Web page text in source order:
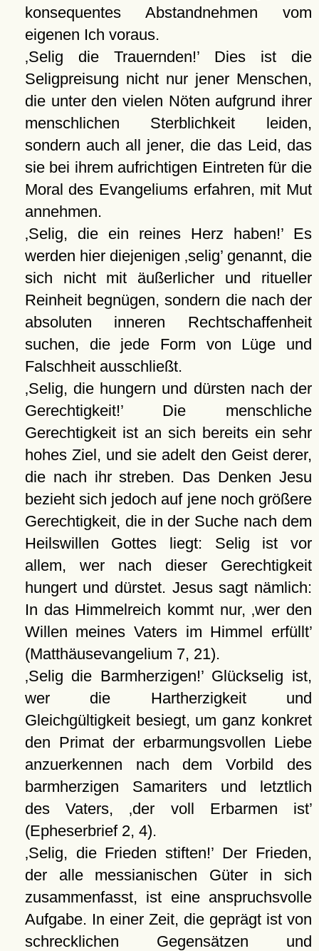
konsequentes Abstandnehmen vom
eigenen Ich voraus.
Selig die Trauernden!Dies ist die
Seligpreisung nicht nur jener Menschen,
die unter den vielen Nöten aufgrund ihrer
menschlichen Sterblichkeit leiden,
sondern auch all jener, die das Leid, das
sie bei ihrem aufrichtigen Eintreten für die
Moral des Evangeliums erfahren, mit Mut
annehmen.
Selig, die ein reines Herz haben!Es
werden hier diejenigen seliggenannt, die
sich nicht mit äußerlicher und ritueller
Reinheit begnügen, sondern die nach der
absoluten inneren Rechtschaffenheit
suchen, die jede Form von Lüge und
Falschheit ausschließt.
Selig, die hungern und dürsten nach der
Gerechtigkeit!Die menschliche
Gerechtigkeit ist an sich bereits ein sehr
hohes Ziel, und sie adelt den Geist derer,
die nach ihr streben. Das Denken Jesu
bezieht sich jedoch auf jene noch größere
Gerechtigkeit, die in der Suche nach dem
Heilswillen Gottes liegt: Selig ist vor
allem, wer nach dieser Gerechtigkeit
hungert und dürstet. Jesus sagt nämlich:
In das Himmelreich kommt nur, wer den
Willen meines Vaters im Himmel erfüllt
(Matthäusevangelium 7, 21).
Selig die Barmherzigen!Glückselig ist,
wer die Hartherzigkeit und
Gleichgültigkeit besiegt, um ganz konkret
den Primat der erbarmungsvollen Liebe
anzuerkennen nach dem Vorbild des
barmherzigen Samariters und letztlich
des Vaters,
der voll Erbarmen ist
(Epheserbrief 2, 4).
Selig, die Frieden stiften!
Der Frieden,
der alle messianischen Güter in sich
zusammenfasst, ist eine anspruchsvolle
Aufgabe. In einer Zeit, die geprägt ist von
schrecklichen Gegensätzen und